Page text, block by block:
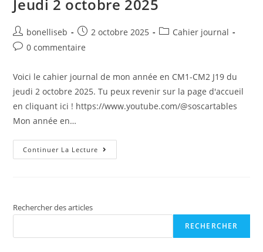
Jeudi 2 octobre 2025
bonelliseb 2 octobre 2025
Cahier journal
0 commentaire
Voici le cahier journal de mon année en CM1-CM2 J19 du
jeudi 2 octobre 2025. Tu peux revenir sur la page d'accueil
en cliquant ici ! https://www.youtube.com/@soscartables
Mon année en…
Continuer La Lecture
Rechercher des articles
RECHERCHER